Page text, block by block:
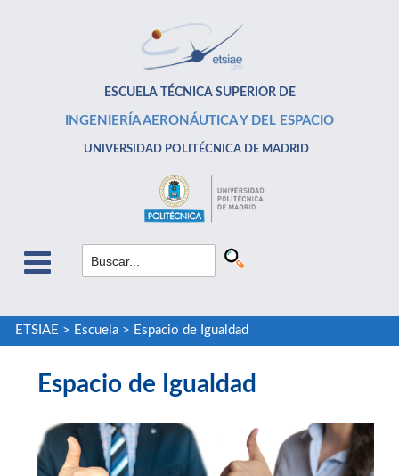
ESCUELA TÉCNICA SUPERIOR DE
INGENIERÍA AERONÁUTICA Y DEL ESPACIO
UNIVERSIDAD POLITÉCNICA DE MADRID
ETSIAE > Escuela> Espacio de Igualdad
Espacio de Igualdad